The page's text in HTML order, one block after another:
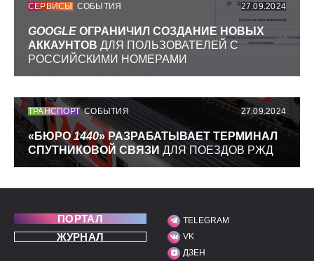
СЕРВИСЫ СОБЫТИЯ 27.09.2024
GOOGLE ОГРАНИЧИЛ СОЗДАНИЕ НОВЫХ
АККАУНТОВ ДЛЯ ПОЛЬЗОВАТЕЛЕЙ С
РОССИЙСКИМИ НОМЕРАМИ
ТРАНСПОРТ СОБЫТИЯ 27.09.2024
«БЮРО1440» РАЗРАБАТЫВАЕТ ТЕРМИНАЛ
СПУТНИКОВОЙ СВЯЗИ ДЛЯ ПОЕЗДОВ РЖД
ПОРТАЛ
ЖУРНАЛ
МЫ В СОЦИАЛЬНЫХ
TELEGRAM
VK
ДЗЕН